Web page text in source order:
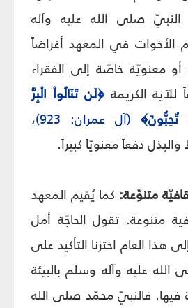
صلى الله عليه وآله
في المعهد أغراضاً
معنويّة خاصّة إلى الفقراء
للآية الكريمة ﴿لَن تَنَالُواْ الْبِرَّ
تُحِبُّونَ﴾ (آل عمران: 923)
،
دفعاً معنويّاً كبيراً.
متنوّعة: كما يُقيم المعهد
متنوعة. تقول الحاجّة أمل
هذا العام اخترنا التأكيد على
عليه وآله وسلم بالبيئة
فيها. فالنبيّ محمّد صلى الله